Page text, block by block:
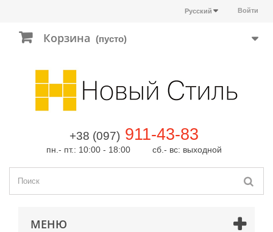
Войти
Русский
Корзина (пусто)
+38 (097) 911-43-83
пн.- пт.: 10:00 - 18:00 сб.- вс: выходной
МЕНЮ